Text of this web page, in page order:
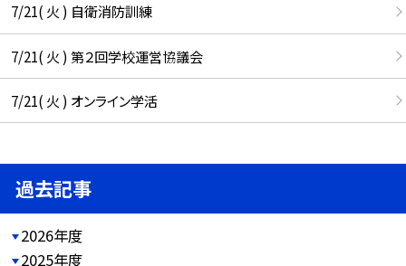
7/21( 火 ) 自衛消防訓練
7/21( 火 ) 第２回学校運営協議会
7/21( 火 ) オンライン学活
過去記事
2026年度
2025年度